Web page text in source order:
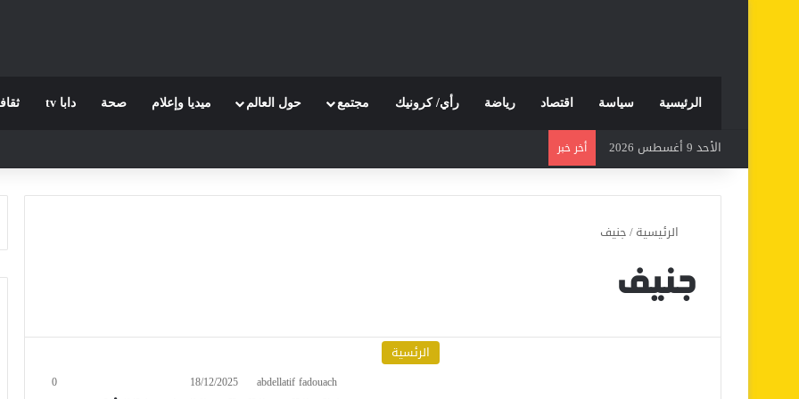
الرئيسية سياسة اقتصاد رياضة رأي/ كرونيك مجتمع حول العالم ميديا وإعلام صحة دابا tv
الأحد 9 أغسطس 2026 أخر خبر
الرئيسية/جنيف
جنيف
الرئسية
abdellatif fadouach
18/12/2025
0